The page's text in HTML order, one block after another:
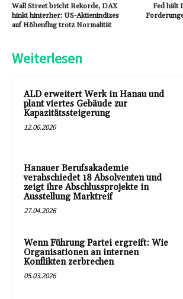
Wall Street bricht Rekorde, DAX
hinkt hinterher: US-Aktienindizes
auf Höhenflug trotz Normalität
Fed hält
Weiterlesen
ALD erweitert Werk in Hanau und
plant viertes Gebäude zur
Kapazitätssteigerung
12.06.2026
Hanauer Berufsakademie
verabschiedet 18 Absolventen und
zeigt ihre Abschlussprojekte in
Ausstellung Marktreif
27.04.2026
Wenn Führung Partei ergreift: Wie
Organisationen an internen
Konflikten zerbrechen
05.03.2026